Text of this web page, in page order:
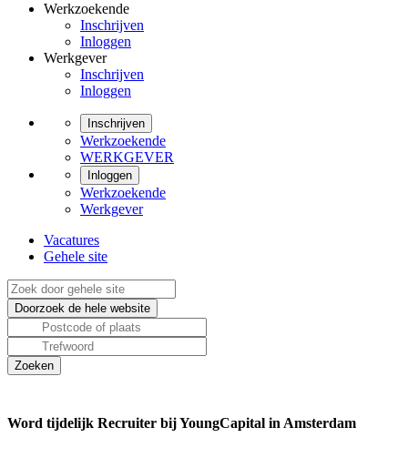
Werkzoekende
Inschrijven
Inloggen
Werkgever
Inschrijven
Inloggen
Inschrijven
Werkzoekende
WERKGEVER
Inloggen
Werkzoekende
Werkgever
Vacatures
Gehele site
Word tijdelijk Recruiter bij YoungCapital in Amsterdam